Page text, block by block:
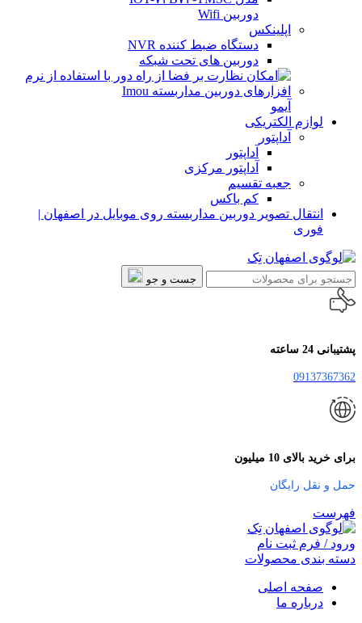
دوربین Wifi
اپلینکس
دستگاه ضبط کننده NVR
دوربین های تحت شبکه
آیمو
لوازم الکتریکی
آداپتور
آداپتور
آداپتور مرکزی
جعبه تقسیم
کم باکس
انتقال تصویر دوربین مداربسته روی موبایل در اصفهان |
فوری
جست و جو
پشتیبانی 24 ساعته
09137367362
برای خرید بالای 10 میلیون
حمل و نقل رایگان
فهرست
ورود / فرم ثبت نام
دسته بندی محصولات
صفحه اصلی
درباره ما